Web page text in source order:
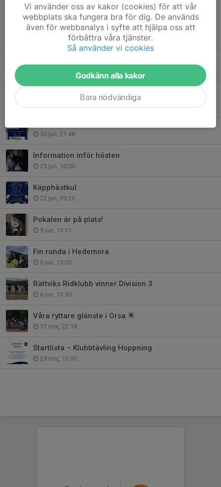
19 jul, 22:38
Börja din ridresa hos oss!
16 jul, 21:15
30 jun, 21:48
Information inför hösten
25 jun, 10:00
Käpphästkul
22 jun, 09:26
Pokalen är på plats!
9 jun, 15:31
Fin runda i Hedemora
6 jun, 15:05
Rättviks Ridklubb vinner Division 3
6 jun, 13:59
Våra ryttare glänste i Orsa 🌟
31 maj, 22:18
Startlista – Klubbtävling Hoppning
29 maj, 13:30
Vi använder oss av kakor (cookies) för att vår
webbplats ska fungera bra för dig. De används
även för webbanalys i syfte att hjälpa oss att
förbättra våra tjänster.
Så använder vi cookies
Godkänn alla kakor
Bara nödvändiga